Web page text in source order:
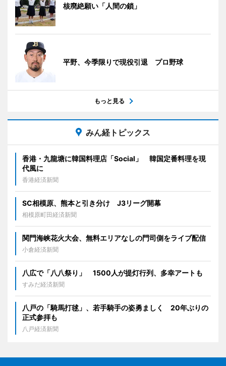
核廃絶願い「人間の鎖」
平野、今季限りで現役引退 プロ野球
もっと見る
みん経トピックス
香港・九龍塘に韓国料理店「Social」 韓国定番料理を現
代風に
香港経済新聞
SC相模原、熊本と引き分け J3リーグ開幕
相模原町田経済新聞
関門海峡花火大会、無料エリアなしの門司側をライブ配信
小倉経済新聞
八広で「八八祭り」 1500人が提灯行列、多幸アートも
すみだ経済新聞
八戸の「騎馬打毬」、若手騎手の姿勇ましく 20年ぶりの
正式参拝も
八戸経済新聞